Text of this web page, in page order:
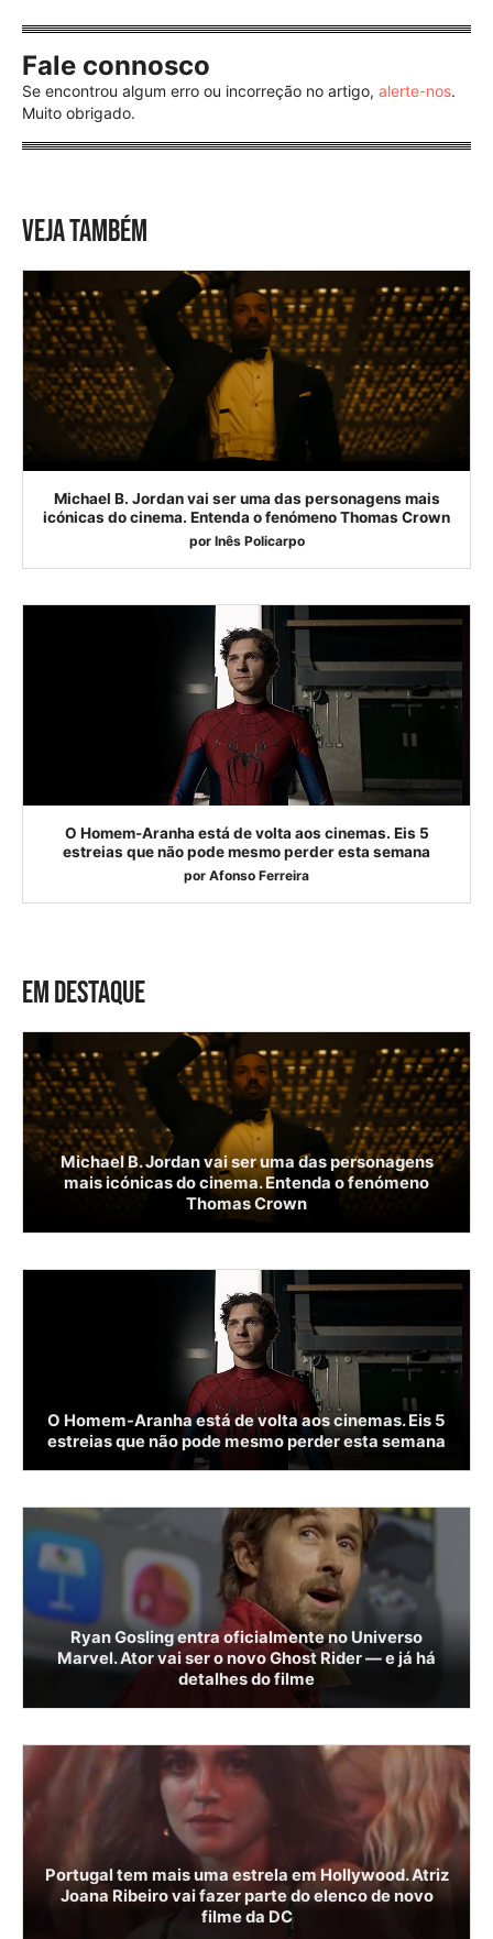
Fale connosco
Se encontrou algum erro ou incorreção no artigo, alerte-nos.
Muito obrigado.
VEJA TAMBÉM
Michael B. Jordan vai ser uma das personagens mais
icónicas do cinema. Entenda o fenómeno Thomas Crown
por Inês Policarpo
O Homem-Aranha está de volta aos cinemas. Eis 5
estreias que não pode mesmo perder esta semana
por Afonso Ferreira
EM DESTAQUE
Michael B. Jordan vai ser uma das personagens
mais icónicas do cinema. Entenda o fenómeno
Thomas Crown
O Homem-Aranha está de volta aos cinemas. Eis 5
estreias que não pode mesmo perder esta semana
Ryan Gosling entra oficialmente no Universo
Marvel. Ator vai ser o novo Ghost Rider — e já há
detalhes do filme
Portugal tem mais uma estrela em Hollywood. Atriz
Joana Ribeiro vai fazer parte do elenco de novo
filme da DC